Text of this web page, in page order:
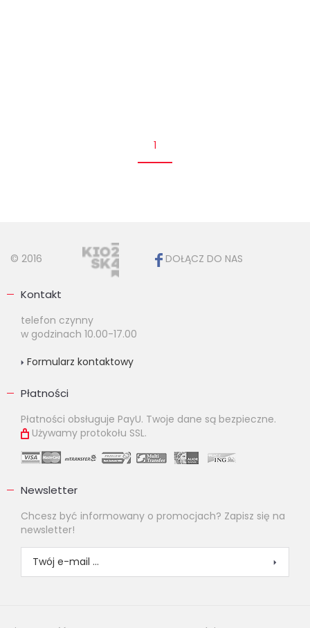
1
© 2016 DOŁĄCZ DO NAS
Kontakt
telefon czynny
w godzinach 10.00-17.00
Formularz kontaktowy
Płatności
Płatności obsługuje PayU. Twoje dane są bezpieczne.
Używamy protokołu SSL.
Newsletter
Chcesz być informowany o promocjach? Zapisz się na
newsletter!